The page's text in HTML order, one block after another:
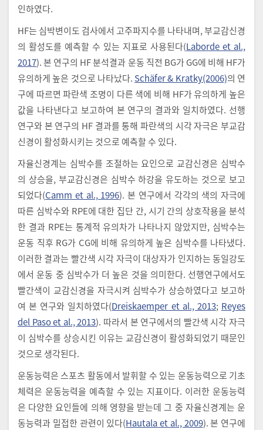
인하였다.
HF는 심박변이도 검사에서 고주파지수를 나타내며, 부교감신경
의 활성도를 예측할 수 있는 지표로 사용된다(Laborde et al.,
2017). 본 연구의 HF 분석결과 운동 직전 BG가 GG에 비해 HF가
유의하게 높은 것으로 나타났다. Schäfer & Kratky(2006)의 연
구에 따르면 파란색 조명이 다른 색에 비해 HF가 유의하게 높은
값을 나타낸다고 보고하여 본 연구의 결과와 일치하였다. 선행
연구와 본 연구의 HF 결과를 통해 파란색의 시각 자극은 부교감
신경이 활성화시키는 것으로 예측할 수 있다.
자율신경계는 심박수를 조절하는 요인으로 교감신경은 심박수
의 상승을, 부교감신경은 심박수 하강을 유도하는 것으로 보고
되었다(Camm et al., 1996). 본 연구에서 각각의 색의 자극에
따른 심박수와 RPE에 대한 집단 간, 시기 간의 상호작용을 분석
한 결과 RPE는 통계적 유의차가 나타나지 않았지만, 심박수는
운동 직후 RG가 CG에 비해 유의하게 높은 심박수를 나타냈다.
이러한 결과는 빨간색 시각 자극이 대상자가 인지하는 동일강도
에서 운동 중 심박수가 더 높은 것을 의미한다. 선행연구에서도
빨간색이 교감신경을 자극시켜 심박수가 상승하였다고 보고하
여 본 연구와 일치하였다(Dreiskaemper et al., 2013; Reyes
del Paso et al., 2013). 따라서 본 연구에서의 빨간색 시각 자극
이 심박수를 상승시킨 이유는 교감신경이 활성화되었기 때문인
것으로 생각된다.
운동능력은 스포츠 활동에서 발휘할 수 있는 운동능력으로 기초
체력은 운동능력을 예측할 수 있는 지표이다. 이러한 운동능력
은 다양한 요인들에 의해 영향을 받는데 그 중 자율신경계는 운
동능력과 밀접한 관련이 있다(Hautala et al., 2009). 본 연구에